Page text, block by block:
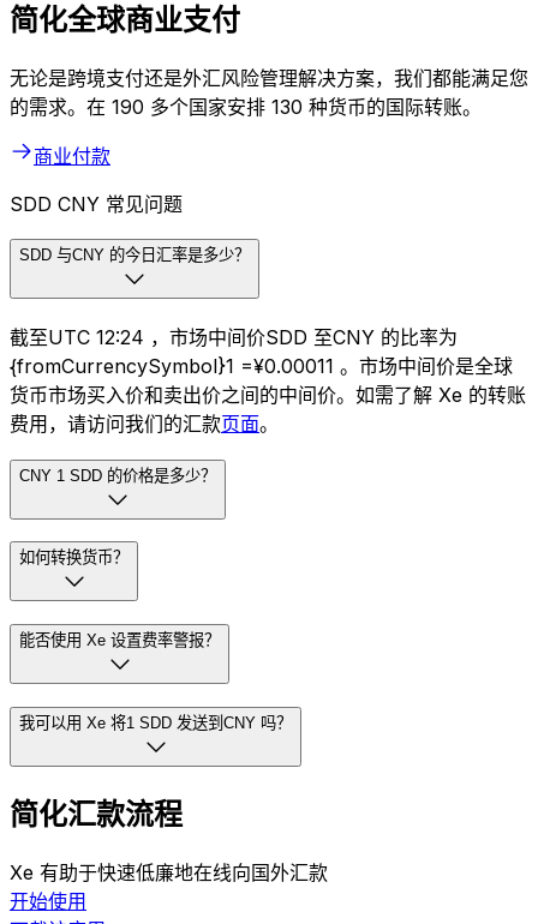
简化全球商业支付
无论是跨境支付还是外汇风险管理解决方案，我们都能满足您
的需求。在 190 多个国家安排 130 种货币的国际转账。
商业付款
SDD CNY 常见问题
SDD 与CNY 的今日汇率是多少？
截至UTC 12:24 ，市场中间价SDD 至CNY 的比率为
{fromCurrencySymbol}1 =¥0.00011 。市场中间价是全球
货币市场买入价和卖出价之间的中间价。如需了解 Xe 的转账
费用，请访问我们的汇款页面。
CNY 1 SDD 的价格是多少？
如何转换货币？
能否使用 Xe 设置费率警报？
我可以用 Xe 将1 SDD 发送到CNY 吗？
简化汇款流程
Xe 有助于快速低廉地在线向国外汇款
开始使用